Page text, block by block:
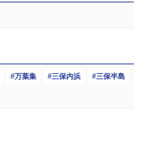
万葉集 三保内浜 三保半島